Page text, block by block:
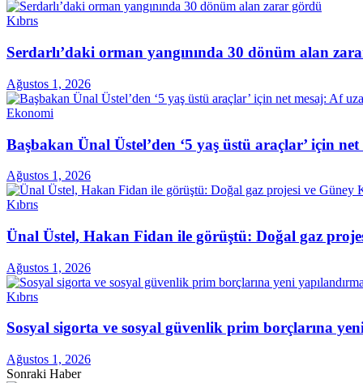
Kıbrıs
Serdarlı’daki orman yangınında 30 dönüm alan
Ağustos 1, 2026
Ekonomi
Başbakan Ünal Üstel’den ‘5 yaş üstü araçlar’ için
Ağustos 1, 2026
Kıbrıs
Ünal Üstel, Hakan Fidan ile görüştü: Doğal gaz projesi
Ağustos 1, 2026
Kıbrıs
Sosyal sigorta ve sosyal güvenlik prim borçlarına
Ağustos 1, 2026
Sonraki Haber